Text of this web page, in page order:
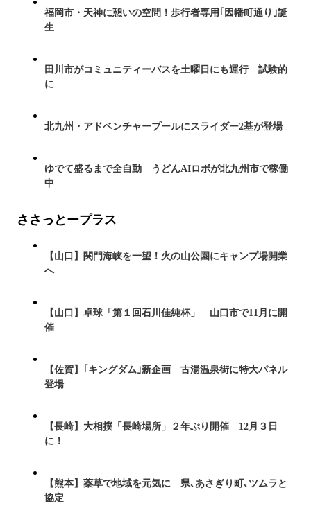
福岡市・天神に憩いの空間！歩行者専用｢因幡町通り｣誕
生
田川市がコミュニティーバスを土曜日にも運行 試験的
に
北九州・アドベンチャープールにスライダー2基が登場
ゆでて盛るまで全自動 うどんAIロボが北九州市で稼働
中
ささっとープラス
【山口】関門海峡を一望！火の山公園にキャンプ場開業
へ
【山口】卓球「第１回石川佳純杯」 山口市で11月に開
催
【佐賀】｢キングダム｣新企画 古湯温泉街に特大パネル
登場
【長崎】大相撲「長崎場所」２年ぶり開催 12月３日
に！
【熊本】薬草で地域を元気に 県､あさぎり町､ツムラと
協定